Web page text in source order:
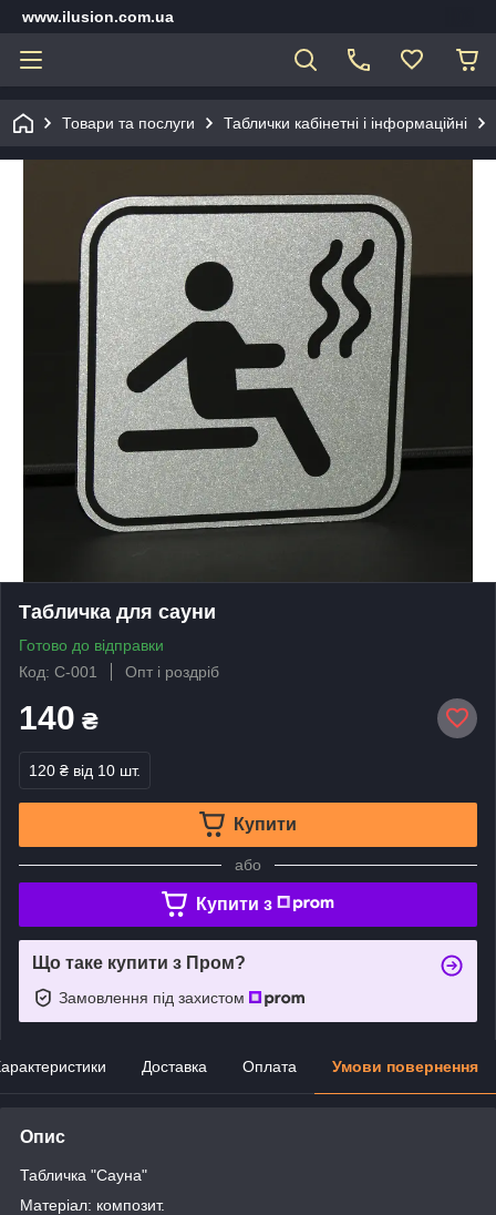
www.ilusion.com.ua
Товари та послуги Таблички кабінетні і інформаційні
Табличка для сауни
Готово до відправки
Код: С-001
Опт і роздріб
140 ₴
120 ₴ від 10 шт.
Купити
або
Купити з
Що таке купити з Пром?
Замовлення під захистом
Доставка Оплата Умови повернення
Опис
Табличка "Сауна"
Матеріал: композит.